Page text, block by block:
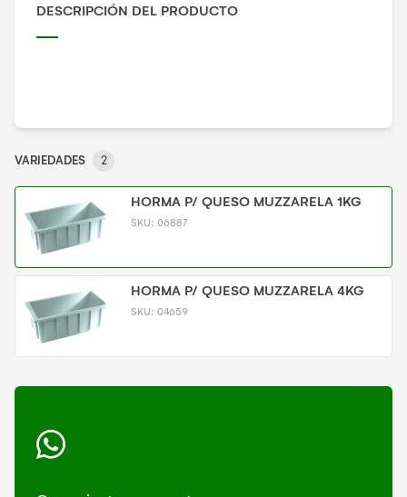
DESCRIPCIÓN DEL PRODUCTO
VARIEDADES 2
HORMA P/ QUESO MUZZARELA 1KG
SKU: 06887
HORMA P/ QUESO MUZZARELA 4KG
SKU: 04659